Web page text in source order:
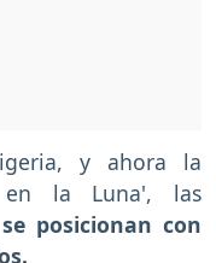
y ahora la
en la Luna', las
se posicionan con